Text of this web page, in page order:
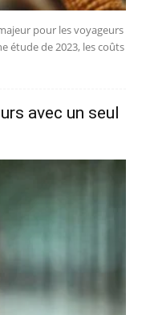
pour les voyageurs
étude de 2023, les coûts
avec un seul